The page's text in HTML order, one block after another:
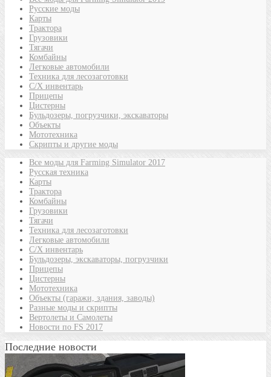
Русские моды
Карты
Трактора
Грузовики
Тягачи
Комбайны
Легковые автомобили
Техника для лесозаготовки
С/Х инвентарь
Прицепы
Цистерны
Бульдозеры, погрузчики, экскаваторы
Объекты
Мототехника
Скрипты и другие моды
Все моды для Farming Simulator 2017
Русская техника
Карты
Трактора
Комбайны
Грузовики
Тягачи
Техника для лесозаготовки
Легковые автомобили
С/Х инвентарь
Бульдозеры, экскаваторы, погрузчики
Прицепы
Цистерны
Мототехника
Объекты (гаражи, здания, заводы)
Разные моды и скрипты
Вертолеты и Самолеты
Новости по FS 2017
Последние новости